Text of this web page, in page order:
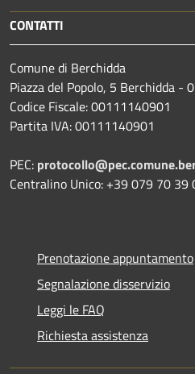
CONTATTI
Comune di Berchidda
Piazza del Popolo, 5 Berchidda -
Codice Fiscale: 00111140901
Partita IVA: 00111140901
PEC:
Centralino Unico: +39 079 70 39
Prenotazione appuntamento
Segnalazione disservizio
Leggi le FAQ
Richiesta assistenza